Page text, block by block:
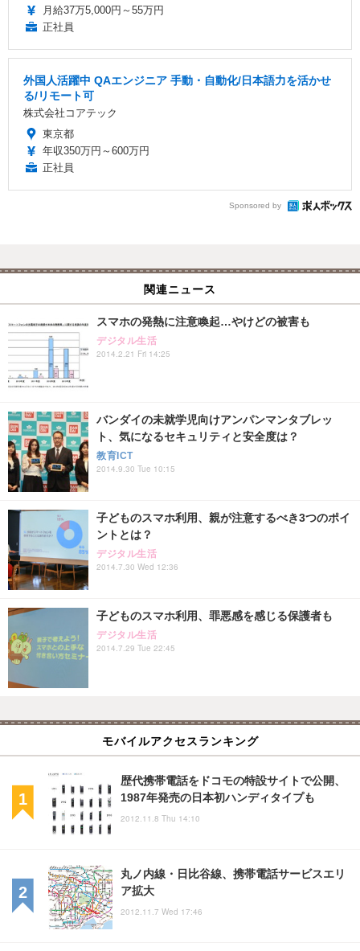
月給37万5,000円～55万円
正社員
外国人活躍中 QAエンジニア 手動・自動化/日本語力を活かせ
る/リモート可
株式会社コアテック
東京都
年収350万円～600万円
正社員
Sponsored by
関連ニュース
スマホの発熱に注意喚起…やけどの被害も
デジタル生活
2014.2.21 Fri 14:25
バンダイの未就学児向けアンパンマンタブレッ
ト、気になるセキュリティと安全度は？
教育ICT
2014.9.30 Tue 10:15
子どものスマホ利用、親が注意するべき3つのポイ
ントとは？
デジタル生活
2014.7.30 Wed 12:36
子どものスマホ利用、罪悪感を感じる保護者も
デジタル生活
2014.7.29 Tue 22:45
モバイルアクセスランキング
歴代携帯電話をドコモの特設サイトで公開、
1987年発売の日本初ハンディタイプも
2012.11.8 Thu 14:10
丸ノ内線・日比谷線、携帯電話サービスエリ
ア拡大
2012.11.7 Wed 17:46